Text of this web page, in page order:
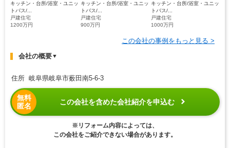
キッチン・台所/浴室・ユニッ
トバス/...
戸建住宅
1200万円
キッチン・台所/浴室・ユニッ
トバス/...
戸建住宅
900万円
キッチン・台所/浴室・ユニッ
トバス/...
戸建住宅
1000万円
この会社の事例をもっと見る >
会社の概要▼
住所 岐阜県岐阜市薮田南5-6-3
無料
匿名
この会社を含めた会社紹介を申込む
※リフォーム内容によっては、
この会社をご紹介できない場合があります。